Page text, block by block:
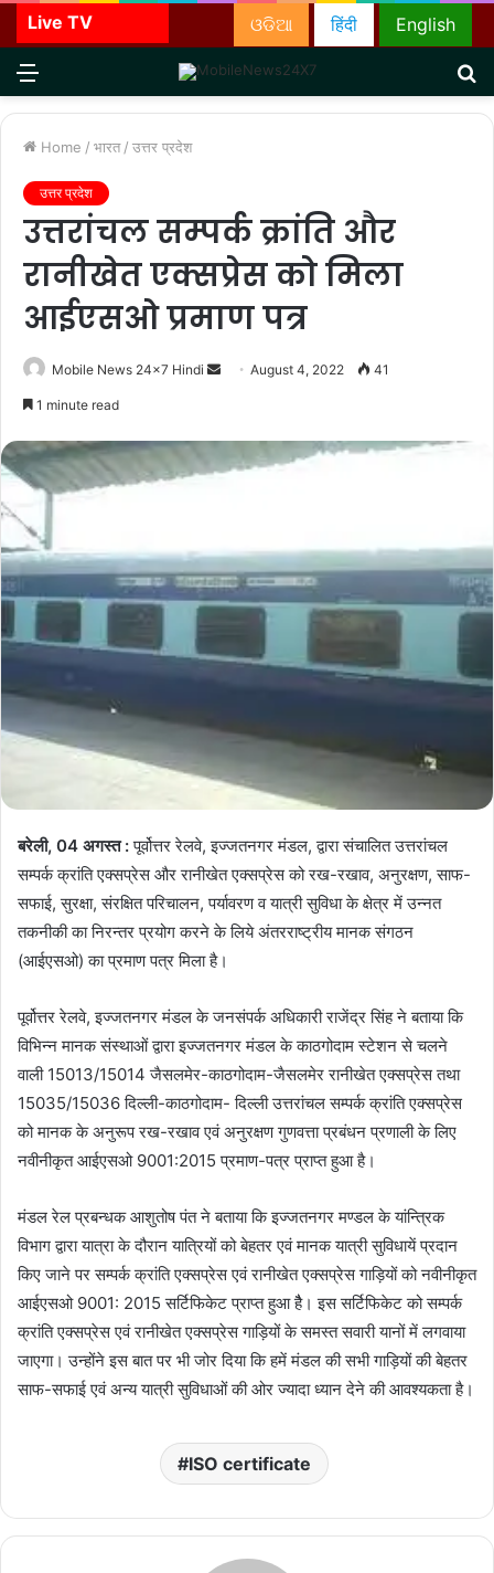
Live TV English
हिंदी
ଓଡିଆ
Menu
Home / भारत / उत्तर प्रदेश
उत्तर प्रदेश
उत्तरांचल सम्पर्क क्रांति और
रानीखेत एक्सप्रेस को मिला
आईएसओ प्रमाण पत्र
Mobile News 24x7 Hindi
SendAugust 4, 2022 41
1 minute read
बरेली, 04 अगस्त :पूर्वोत्तर रेलवे, इज्जतनगर मंडल, द्वारा संचालित उत्तरांचल
सम्पर्क क्रांति एक्सप्रेस और रानीखेत एक्सप्रेस को रख-रखाव, अनुरक्षण, साफ-
सफाई, सुरक्षा, संरक्षित परिचालन, पर्यावरण व यात्री सुविधा के क्षेत्र में उन्नत
तकनीकी का निरन्तर प्रयोग करने के लिये अंतरराष्ट्रीय मानक संगठन
(आईएसओ) का प्रमाण पत्र मिला है।
पूर्वोत्तर रेलवे, इज्जतनगर मंडल के जनसंपर्क अधिकारी राजेंद्र सिंह ने बताया कि
विभिन्न मानक संस्थाओं द्वारा इज्जतनगर मंडल के काठगोदाम स्टेशन से चलने
वाली 15013/15014 जैसलमेर-काठगोदाम-जैसलमेर रानीखेत एक्सप्रेस तथा
15035/15036 दिल्ली-काठगोदाम- दिल्ली उत्तरांचल सम्पर्क क्रांति एक्सप्रेस
को मानक के अनुरूप रख-रखाव एवं अनुरक्षण गुणवत्ता प्रबंधन प्रणाली के लिए
नवीनीकृत आईएसओ 9001:2015 प्रमाण-पत्र प्राप्त हुआ है।
मंडल रेल प्रबन्धक आशुतोष पंत ने बताया कि इज्जतनगर मण्डल के यांन्त्रिक
विभाग द्वारा यात्रा के दौरान यात्रियों को बेहतर एवं मानक यात्री सुविधायें प्रदान
किए जाने पर सम्पर्क क्रांति एक्सप्रेस एवं रानीखेत एक्सप्रेस गाड़ियों को नवीनीकृत
आईएसओ 9001: 2015 सर्टिफिकेट प्राप्त हुआ हैै। इस सर्टिफिकेट को सम्पर्क
क्रांति एक्सप्रेस एवं रानीखेत एक्सप्रेस गाड़ियों के समस्त सवारी यानों में लगवाया
जाएगा। उन्होंने इस बात पर भी जोर दिया कि हमें मंडल की सभी गाड़ियों की बेहतर
साफ-सफाई एवं अन्य यात्री सुविधाओं की ओर ज्यादा ध्यान देने की आवश्यकता है।
ISO certificate